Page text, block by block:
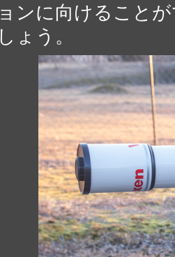
ョンに向けること
しょう。